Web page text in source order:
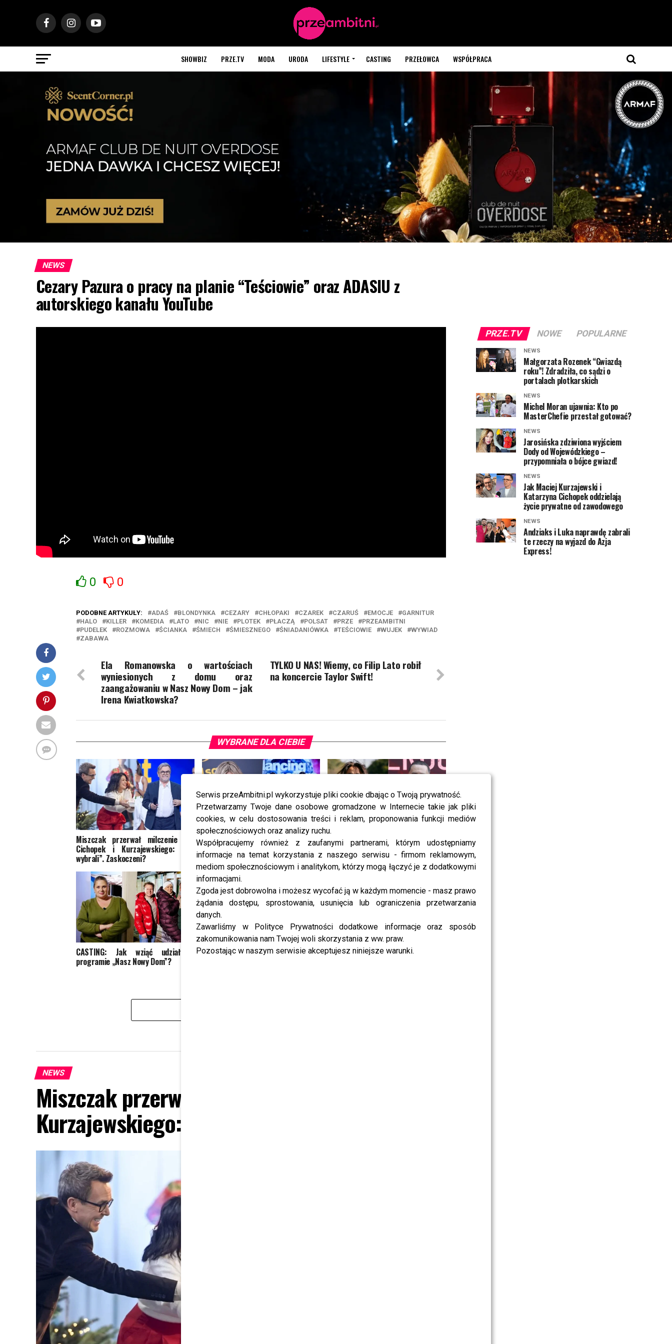
Serwis przeAmbitni.pl wykorzystuje pliki cookie dbając o Twoją prywatność.
Przetwarzamy Twoje dane osobowe gromadzone w Internecie takie jak pliki
cookies, w celu dostosowania treści i reklam, proponowania funkcji mediów
społecznościowych oraz analizy ruchu.
Współpracujemy również z zaufanymi partnerami, którym udostępniamy
informacje na temat korzystania z naszego serwisu - firmom reklamowym,
mediom społecznościowym i analitykom, którzy mogą łączyć je z dodatkowymi
informacjami.
Zgoda jest dobrowolna i możesz wycofać ją w każdym momencie - masz prawo
żądania dostępu, sprostowania, usunięcia lub ograniczenia przetwarzania
danych.
Zawarliśmy w Polityce Prywatności dodatkowe informacje oraz sposób
zakomunikowania nam Twojej woli skorzystania z ww. praw.
Pozostając w naszym serwisie akceptujesz niniejsze warunki.
SHOWBIZ PRZE.TV MODA URODA LIFESTYLE CASTING PRZEŁOWCA WSPÓŁPRACA
NEWS
Cezary Pazura o pracy na planie “Teściowie” oraz ADASIU z
autorskiego kanału YouTube
0 0
PODOBNE ARTYKUŁY: ADAŚ BLONDYNKA CEZARY CHŁOPAKI CZAREK CZARUŚ EMOCJE
GARNITUR
HALO
KILLER KOMEDIA LATO NIC NIE PLOTEK PŁACZĄ POLSAT PRZE
PRZEAMBITNI
PUDELEK
ROZMOWA ŚCIANKA ŚMIECH ŚMIESZNEGO ŚNIADANIÓWKA TEŚCIOWIE WUJEK
WYWIAD
ZABAWA
TYLKO U NAS! Wiemy, co Filip Lato robił
na koncercie Taylor Swift!
Ela Romanowska o wartościach
wyniesionych z domu oraz
zaangażowaniu w Nasz Nowy Dom – jak
Irena Kwiatkowska?
WYBRANE DLA CIEBIE
Miszczak przerwał milczenie ws.
Cichopek i Kurzajewskiego: “Źle
wybrali”. Zaskoczeni?
Mandaryna ma już partnera w
„Tańcu z Gwiazdami”? To dopiero
niespodzianka
TYLKO U NAS: Grzegorz Collins
pierwszy raz o rozstaniu z Sylwią
Bombą. Ujawnił kulisy [WYWIAD]
CASTING: Jak wziąć udział w
programie „Nasz Nowy Dom”?
Ida Nowakowska PODBIJA POLSAT! Program Marcina Prokopa
NEWS
Miszczak przerwał milczenie ws. Cichopek i
Kurzajewskiego: “Źle wybrali”. Zaskoczeni?
PRZE.TV NOWE POPULARNE
NEWS
Małgorzata Rozenek “Gwiazdą
roku”! Zdradziła, co sądzi o
portalach plotkarskich
NEWS
Michel Moran ujawnia: Kto po
MasterChefie przestał gotować?
NEWS
Jarosińska zdziwiona wyjściem
Dody od Wojewódzkiego –
przypomniała o bójce gwiazd!
NEWS
Jak Maciej Kurzajewski i
Katarzyna Cichopek oddzielają
życie prywatne od zawodowego
NEWS
Andziaks i Luka naprawdę zabrali
te rzeczy na wyjazd do Azja
Express!